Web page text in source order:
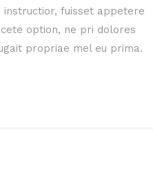
instructior, fuisset appetere
option, ne pri dolores
propriae mel eu prima.